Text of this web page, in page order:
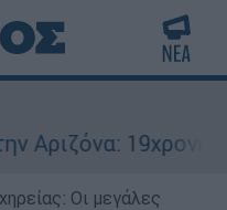
19χρονη
Οι μεγάλες